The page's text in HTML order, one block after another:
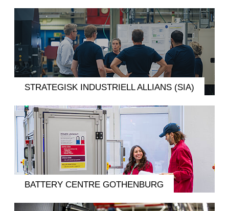
STRATEGISK INDUSTRIELL ALLIANS (SIA)
BATTERY CENTRE GOTHENBURG